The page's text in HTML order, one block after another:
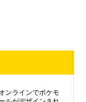
ンラインでポケモ